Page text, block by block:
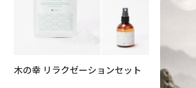
木の幸 リラクゼーションセット